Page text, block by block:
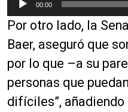
u
d
i
e
p
r
d
u
c
00:00
Por otro lado, la
Baer, aseguró que
por lo que –a su
personas que
difíciles”,